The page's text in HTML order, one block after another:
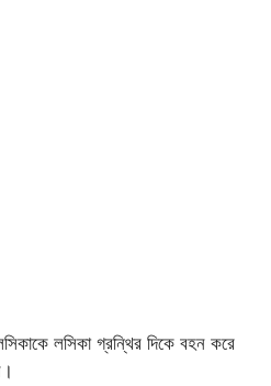
লসিকা গ্রন্থির দিকে বহন করে